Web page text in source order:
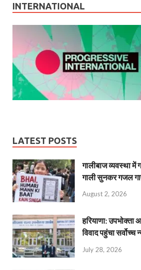
INTERNATIONAL
LATEST POSTS
गालीबाज व्‍यवस्‍था में
गाली सुनकर गजल
August 2, 2026
हरियाणा: उपभोक्ता
विवाद पहुंचा सर्वोच्च
July 28, 2026